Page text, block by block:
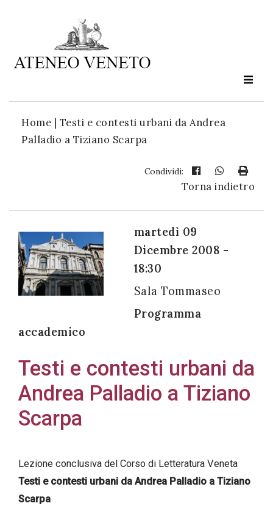
Home | Testi e contesti urbani da Andrea
Palladio a Tiziano Scarpa
Condividi:
Torna indietro
martedì 09
Dicembre 2008 -
18:30
Sala Tommaseo
Programma
accademico
Testi e contesti urbani da
Andrea Palladio a Tiziano
Scarpa
Lezione conclusiva del Corso di Letteratura Veneta
Testi e contesti urbani da Andrea Palladio a Tiziano
Scarpa
Ateneo
è
cultura
all'uso dei
miei dati
personali in
con il
legislativo
196/03